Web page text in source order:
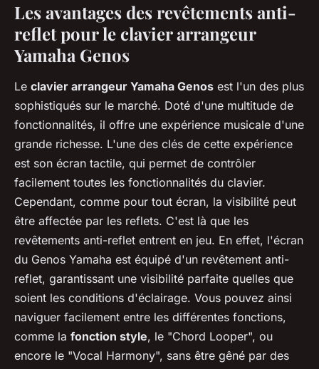
Les avantages des revêtements anti-
reflet pour le clavier arrangeur
Yamaha Genos
Le clavier arrangeur Yamaha Genos est l'un des plus
sophistiqués sur le marché. Doté d'une multitude de
fonctionnalités, il offre une expérience musicale d'une
grande richesse. L'une des clés de cette expérience
est son écran tactile, qui permet de contrôler
facilement toutes les fonctionnalités du clavier.
Cependant, comme pour tout écran, la visibilité peut
être affectée par les reflets. C'est là que les
revêtements anti-reflet entrent en jeu. En effet, l'écran
du Genos Yamaha est équipé d'un revêtement anti-
reflet, garantissant une visibilité parfaite quelles que
soient les conditions d'éclairage. Vous pouvez ainsi
naviguer facilement entre les différentes fonctions,
comme la fonction style, le "Chord Looper", ou
encore le "Vocal Harmony", sans être gêné par des